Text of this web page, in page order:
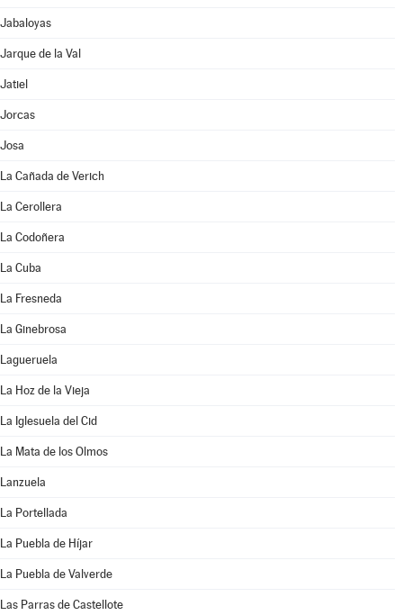
Jabaloyas
Jarque de la Val
Jatiel
Jorcas
Josa
La Cañada de Verich
La Cerollera
La Codoñera
La Cuba
La Fresneda
La Ginebrosa
Lagueruela
La Hoz de la Vieja
La Iglesuela del Cid
La Mata de los Olmos
Lanzuela
La Portellada
La Puebla de Híjar
La Puebla de Valverde
Las Parras de Castellote